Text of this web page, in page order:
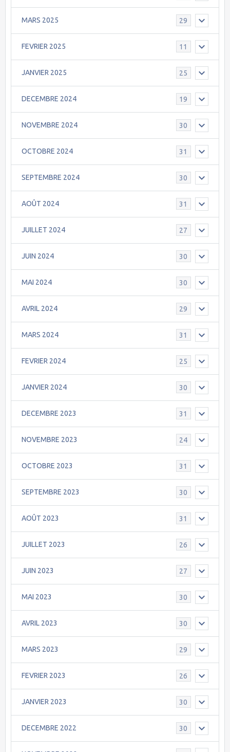
MARS 2025 29
FEVRIER 2025 11
JANVIER 2025 25
DECEMBRE 2024 19
NOVEMBRE 2024 30
OCTOBRE 2024 31
SEPTEMBRE 2024 30
AOÛT 2024 31
JUILLET 2024 27
JUIN 2024 30
MAI 2024 30
AVRIL 2024 29
MARS 2024 31
FEVRIER 2024 25
JANVIER 2024 30
DECEMBRE 2023 31
NOVEMBRE 2023 24
OCTOBRE 2023 31
SEPTEMBRE 2023 30
AOÛT 2023 31
JUILLET 2023 26
JUIN 2023 27
MAI 2023 30
AVRIL 2023 30
MARS 2023 29
FEVRIER 2023 26
JANVIER 2023 30
DECEMBRE 2022 30